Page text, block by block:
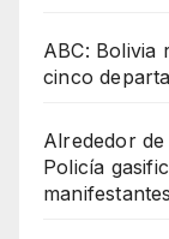
ABC: Bolivia
cinco
Alrededor
Policía